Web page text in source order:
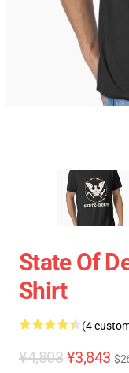
State Of
Shirt
(4
¥4,803 ¥3,843